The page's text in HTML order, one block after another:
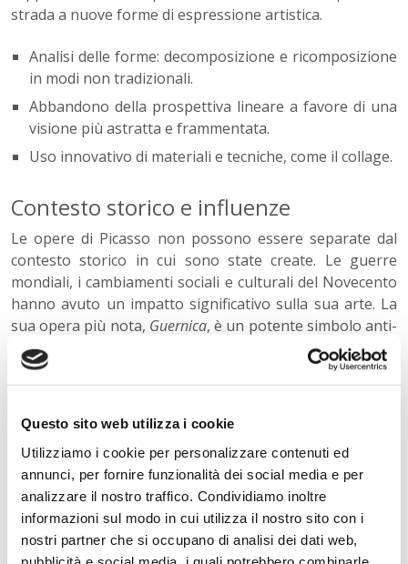
Questo sito web utilizza i cookie
Utilizziamo i cookie per personalizzare contenuti ed
annunci, per fornire funzionalità dei social media e per
analizzare il nostro traffico. Condividiamo inoltre
informazioni sul modo in cui utilizza il nostro sito con i
nostri partner che si occupano di analisi dei dati web,
strada a nuove forme di espressione artistica.
Analisi delle forme: decomposizione e ricomposizione
in modi non tradizionali.
Abbandono della prospettiva lineare a favore di una
visione più astratta e frammentata.
Uso innovativo di materiali e tecniche, come il collage.
Contesto storico e influenze
Le opere di Picasso non possono essere separate dal
contesto storico in cui sono state create. Le guerre
mondiali, i cambiamenti sociali e culturali del Novecento
hanno avuto un impatto significativo sulla sua arte. La
sua opera più nota, Guernica, è un potente simbolo anti-
guerra che riflette la sua reazione alla brutalità del
conflitto.
Il valore comunicativo delle opere di
Picasso
Picasso ha utilizzato l'arte come strumento di
espressione personale e di denuncia sociale. Le sue
opere vanno oltre la semplice rappresentazione della
realtà, interpretandola attraverso forme, colori ed
emozioni che comunicano messaggi profondi e